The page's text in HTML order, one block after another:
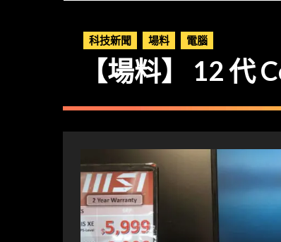
科技新聞 場料 電腦
【場料】 12